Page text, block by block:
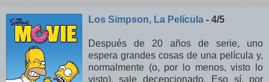
Los Simpson, La Película - 4/5
Después de 20 años de serie, uno
espera grandes cosas de una película y,
normalmente (o, por lo menos, visto lo
visto), sale decepcionado. Eso sí, por